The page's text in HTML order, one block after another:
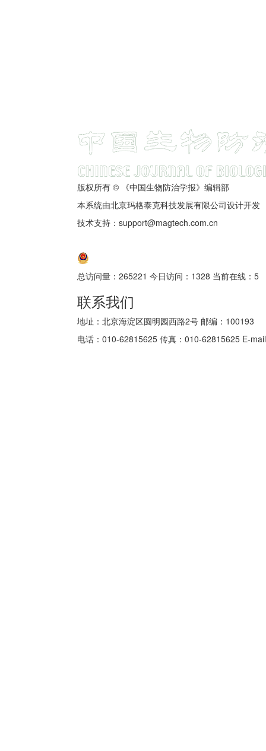
版权所有 © 《中国生物防治学报》编辑部
本系统由北京玛格泰克科技发展有限公司设计开发
技术支持：support@magtech.com.cn
总访问量： 265221 今日访问： 1328 当前在线： 5
联系我们
地址：北京海淀区圆明园西路2号 邮编：100193
电话：010-62815625 传真：010-62815625 E-